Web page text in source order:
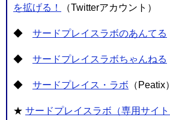
を拡げる！
（Twitterアカウント）
◆ サードプレイスラボのあんてる
◆ サードプレイスラボちゃんねる
◆ サードプレイス・ラボ （Peatix）
★ サードプレイスラボ（専用サイト